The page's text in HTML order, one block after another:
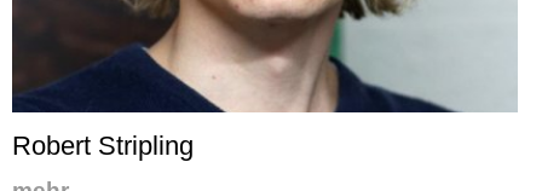
Robert Stripling